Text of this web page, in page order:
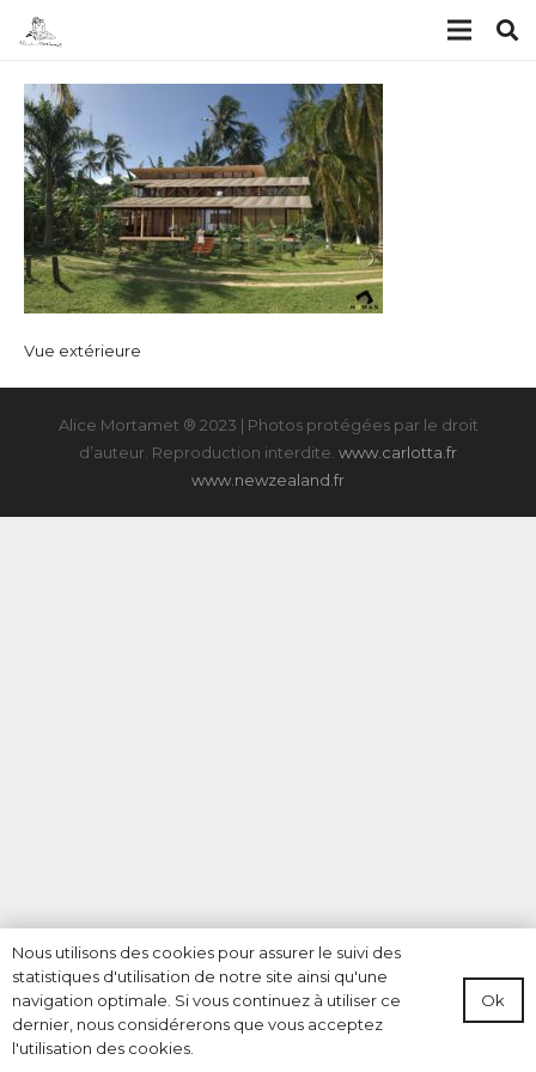
Vue extérieure
Alice Mortamet ® 2023 | Photos protégées par le droit
d’auteur. Reproduction interdite. www.carlotta.fr
www.newzealand.fr
Nous utilisons des cookies pour assurer le suivi des
statistiques d'utilisation de notre site ainsi qu'une
navigation optimale. Si vous continuez à utiliser ce
dernier, nous considérerons que vous acceptez
l'utilisation des cookies.
Ok